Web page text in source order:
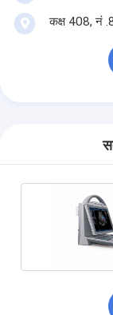
कक्ष 408, नं